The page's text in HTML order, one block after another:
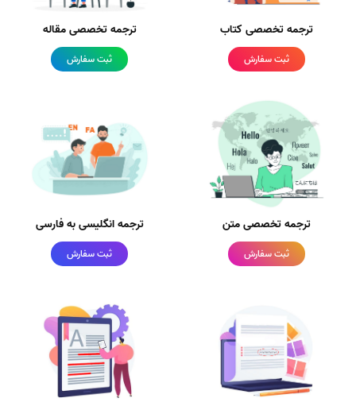
ترجمه تخصصی کتاب
ثبت سفارش
ترجمه تخصصی مقاله
ثبت سفارش
ترجمه تخصصی متن
ثبت سفارش
ترجمه انگلیسی به فارسی
ثبت سفارش